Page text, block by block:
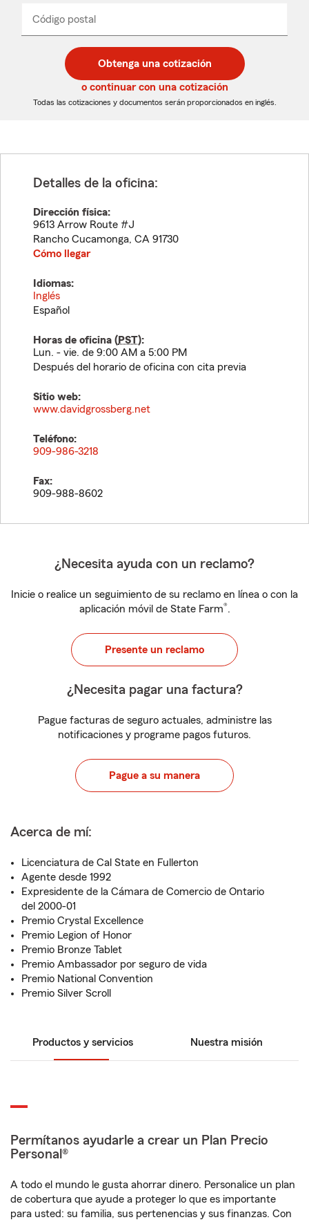
desplegable
Código postal
de
5
dígitos
de
5
dígitos
_____
Obtenga una cotización
o continuar con una cotización
Todas las cotizaciones y documentos serán proporcionados en inglés.
Detalles de la oficina:
Dirección física:
9613 Arrow Route #J
Rancho Cucamonga, CA 91730
Cómo llegar
Idiomas:
Inglés
Español
Horas de oficina (PST):
Lun. - vie. de 9:00 AM a 5:00 PM
Después del horario de oficina con cita previa
Sitio web:
www.davidgrossberg.net
Teléfono:
909-986-3218
Fax:
909-988-8602
¿Necesita ayuda con un reclamo?
Inicie o realice un seguimiento de su reclamo en línea o con la
aplicación móvil de State Farm®.
Presente un reclamo
¿Necesita pagar una factura?
Pague facturas de seguro actuales, administre las
notificaciones y programe pagos futuros.
Pague a su manera
Acerca de mí:
Licenciatura de Cal State en Fullerton
Agente desde 1992
Expresidente de la Cámara de Comercio de Ontario
del 2000-01
Premio Crystal Excellence
Premio Legion of Honor
Premio Bronze Tablet
Premio Ambassador por seguro de vida
Premio National Convention
Premio Silver Scroll
Productos y servicios Nuestra misión
Permítanos ayudarle a crear un Plan Precio
Personal®
A todo el mundo le gusta ahorrar dinero. Personalice un plan
de cobertura que ayude a proteger lo que es importante
para usted: su familia, sus pertenencias y sus finanzas. Con